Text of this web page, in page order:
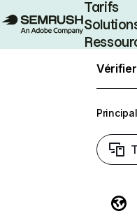
Tarifs
Principal